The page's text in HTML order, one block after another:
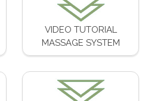
VIDEO TUTORIAL
MASSAGE SYSTEM